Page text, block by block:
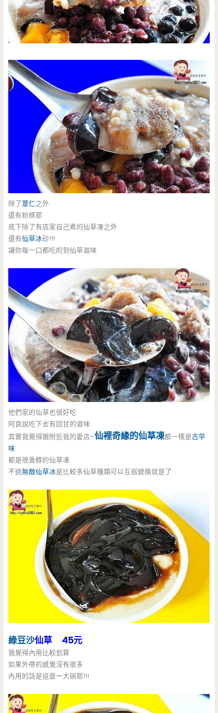
除了薏仁之外
還有粉條耶
底下除了有店家自己煮的仙草凍之外
還有仙草冰砂!!!
讓你每一口都吃的到仙草滋味
他們家的仙草也很好吃
阿良說吃下去有回甘的滋味
其實我覺得跟附近我的愛店–仙裡奇緣的仙草凍都一樣是古早
味
都是很香醇的仙草凍
不過無敵仙草冰是比較多仙草種類可以互搭變換就是了
綠豆沙仙草 45元
我覺得內用比較划算
如果外帶的感覺沒有很多
內用的話是這麼一大碗耶!!!